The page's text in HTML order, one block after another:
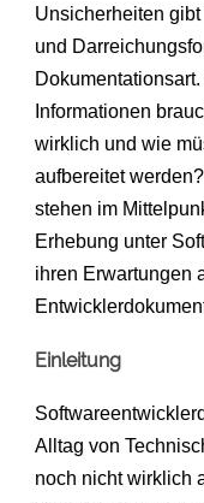
Unsicherheiten
und
Informationen
wirklich und wie
aufbereitet
stehen im
Erhebung unter
ihren Erwartungen
Einleitung
Alltag von
noch nicht wirklich